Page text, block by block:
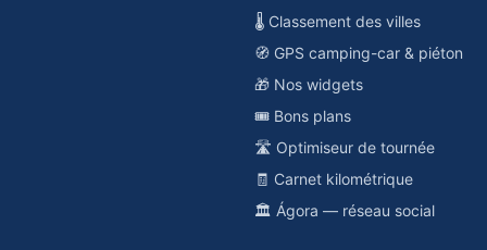
🌡️ Classement des villes
🧭 GPS camping-car & piéton
🎁 Nos widgets
🎟️ Bons plans
🛣️ Optimiseur de tournée
🧾 Carnet kilométrique
🏛️ Ágora — réseau social